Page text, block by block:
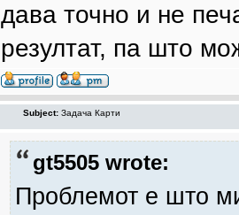
дава точно и не
резултат, па што
Subject: Задача Карти
gt5505 wrote:
Проблемот е што